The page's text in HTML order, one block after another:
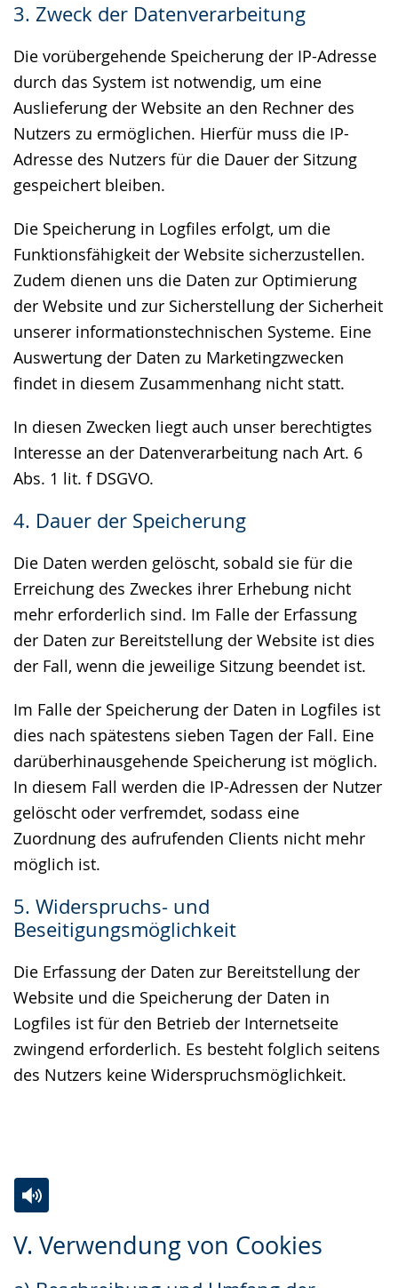
3. Zweck der Datenverarbeitung
Die vorübergehende Speicherung der IP-Adresse
durch das System ist notwendig, um eine
Auslieferung der Website an den Rechner des
Nutzers zu ermöglichen. Hierfür muss die IP-
Adresse des Nutzers für die Dauer der Sitzung
gespeichert bleiben.
Die Speicherung in Logfiles erfolgt, um die
Funktionsfähigkeit der Website sicherzustellen.
Zudem dienen uns die Daten zur Optimierung
der Website und zur Sicherstellung der Sicherheit
unserer informationstechnischen Systeme. Eine
Auswertung der Daten zu Marketingzwecken
findet in diesem Zusammenhang nicht statt.
In diesen Zwecken liegt auch unser berechtigtes
Interesse an der Datenverarbeitung nach Art. 6
Abs. 1 lit. f DSGVO.
4. Dauer der Speicherung
Die Daten werden gelöscht, sobald sie für die
Erreichung des Zweckes ihrer Erhebung nicht
mehr erforderlich sind. Im Falle der Erfassung
der Daten zur Bereitstellung der Website ist dies
der Fall, wenn die jeweilige Sitzung beendet ist.
Im Falle der Speicherung der Daten in Logfiles ist
dies nach spätestens sieben Tagen der Fall. Eine
darüberhinausgehende Speicherung ist möglich.
In diesem Fall werden die IP-Adressen der Nutzer
gelöscht oder verfremdet, sodass eine
Zuordnung des aufrufenden Clients nicht mehr
möglich ist.
5. Widerspruchs- und
Beseitigungsmöglichkeit
Die Erfassung der Daten zur Bereitstellung der
Website und die Speicherung der Daten in
Logfiles ist für den Betrieb der Internetseite
zwingend erforderlich. Es besteht folglich seitens
des Nutzers keine Widerspruchsmöglichkeit.
V. Verwendung von Cookies
Leichten
Audio-
Video